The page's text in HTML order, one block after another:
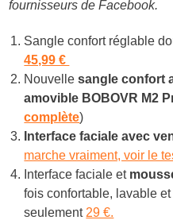
fournisseurs de Facebook.
Sangle confort réglable
45,99 €
Nouvellesangle confort
amovible BOBOVR M2
complète)
Interface faciale avec
marche vraiment, voir le
Interface faciale et
fois confortable, lavable
seulement 29 €.